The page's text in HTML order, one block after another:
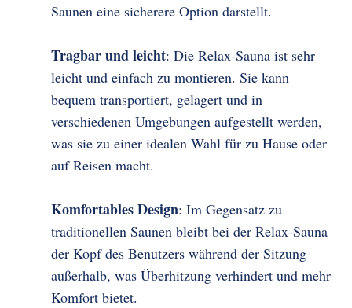
Saunen eine sicherere Option darstellt.
Tragbar und leicht: Die Relax-Sauna ist sehr
leicht und einfach zu montieren. Sie kann
bequem transportiert, gelagert und in
verschiedenen Umgebungen aufgestellt werden,
was sie zu einer idealen Wahl für zu Hause oder
auf Reisen macht.
Komfortables Design: Im Gegensatz zu
traditionellen Saunen bleibt bei der Relax-Sauna
der Kopf des Benutzers während der Sitzung
außerhalb, was Überhitzung verhindert und mehr
Komfort bietet.